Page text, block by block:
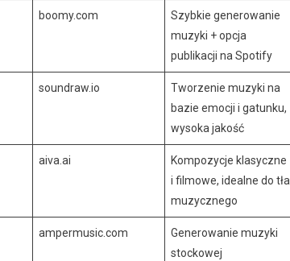
boomy.com
Szybkie generowanie
muzyki + opcja
publikacji na Spotify
soundraw.io
Tworzenie muzyki na
bazie emocji i gatunku,
wysoka jakość
aiva.ai
Kompozycje klasyczne
i filmowe, idealne do tła
muzycznego
ampermusic.com
Generowanie muzyki
stockowej